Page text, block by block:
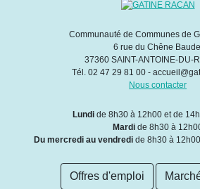
Communauté de Communes de
6 rue du Chêne
37360 SAINT-ANTOINE-DU-
Tél. 02 47 29 81 00 -
Nous contacter
Lundide 8h30 à 12h00 et de
Mardi de 8h30 à
Du mercredi au vendredide 8h30 à
Offres d'emploi